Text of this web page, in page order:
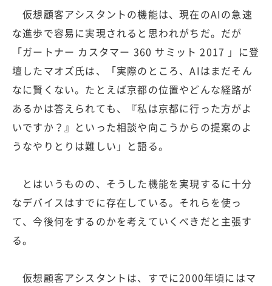
仮想顧客アシスタントの機能は、現在のAIの急速
な進歩で容易に実現されると思われがちだ。だが
「ガートナー カスタマー 360 サミット 2017 」に登
壇したマオズ氏は、「実際のところ、AIはまだそん
なに賢くない。たとえば京都の位置やどんな経路が
あるかは答えられても、『私は京都に行った方がよ
いですか？』といった相談や向こうからの提案のよ
うなやりとりは難しい」と語る。
とはいうものの、そうした機能を実現するに十分
なデバイスはすでに存在している。それらを使っ
て、今後何をするのかを考えていくべきだと主張す
る。
仮想顧客アシスタントは、すでに2000年頃にはマ